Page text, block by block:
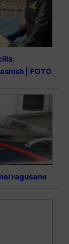
| FOTO
ragusano